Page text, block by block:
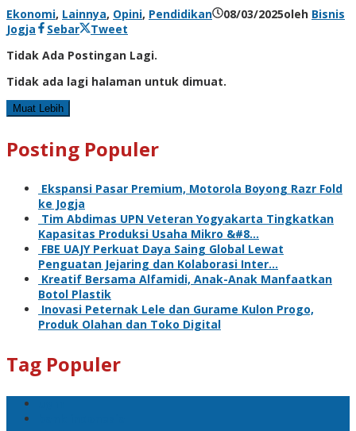
Ekonomi, Lainnya, Opini, Pendidikan 08/03/2025oleh Bisnis
Jogja
Sebar
Tweet
Tidak Ada Postingan Lagi.
Tidak ada lagi halaman untuk dimuat.
Muat Lebih
Posting Populer
Ekspansi Pasar Premium, Motorola Boyong Razr Fold
ke Jogja
Tim Abdimas UPN Veteran Yogyakarta Tingkatkan
Kapasitas Produksi Usaha Mikro &#8…
FBE UAJY Perkuat Daya Saing Global Lewat
Penguatan Jejaring dan Kolaborasi Inter…
Kreatif Bersama Alfamidi, Anak-Anak Manfaatkan
Botol Plastik
Inovasi Peternak Lele dan Gurame Kulon Progo,
Produk Olahan dan Toko Digital
Tag Populer